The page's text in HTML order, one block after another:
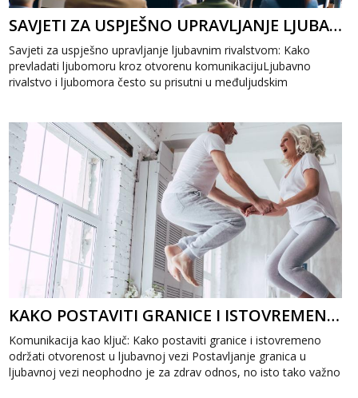
SAVJETI ZA USPJEŠNO UPRAVLJANJE LJUBAVNIM RIVALSTVOM: KAKO PREVLADATI LJUBOMORU
Savjeti za uspješno upravljanje ljubavnim rivalstvom: Kako
prevladati ljubomoru kroz otvorenu komunikacijuLjubavno
rivalstvo i ljubomora često su prisutni u međuljudskim
KAKO POSTAVITI GRANICE I ISTOVREMENO ODRŽATI OTVORENOST U LJUBAVNOJ VEZI
Komunikacija kao ključ: Kako postaviti granice i istovremeno
održati otvorenost u ljubavnoj vezi Postavljanje granica u
ljubavnoj vezi neophodno je za zdrav odnos, no isto tako važno